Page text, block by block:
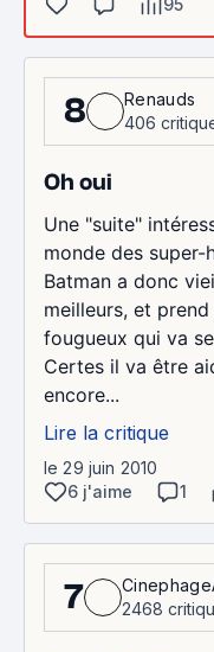
8
Renauds
406
Oh oui
Une "suite"
monde des
Batman a donc
meilleurs, et
fougueux qui va
Certes il va être
encore...
Lire la critique
le 29 juin 2010
6 j'aime
1
7
2468